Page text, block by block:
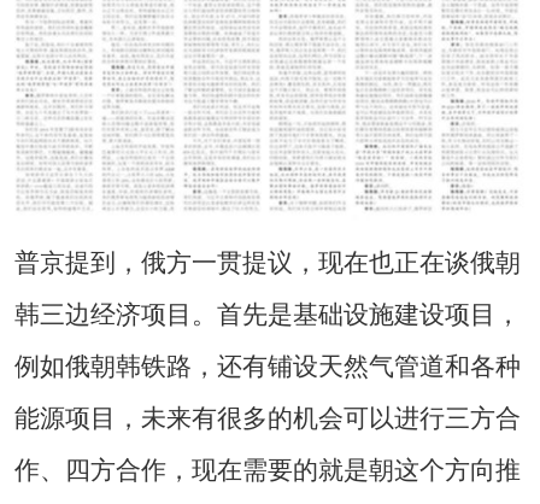
普京提到，俄方一贯提议，现在也正在谈俄朝
韩三边经济项目。首先是基础设施建设项目，
例如俄朝韩铁路，还有铺设天然气管道和各种
能源项目，未来有很多的机会可以进行三方合
作、四方合作，现在需要的就是朝这个方向推